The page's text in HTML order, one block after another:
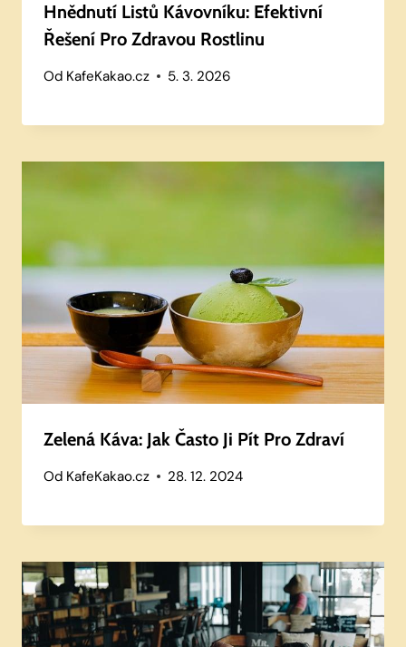
Hnědnutí Listů Kávovníku: Efektivní
Řešení Pro Zdravou Rostlinu
Od KafeKakao.cz 5. 3. 2026
Zelená Káva: Jak Často Ji Pít Pro Zdraví
Od KafeKakao.cz 28. 12. 2024